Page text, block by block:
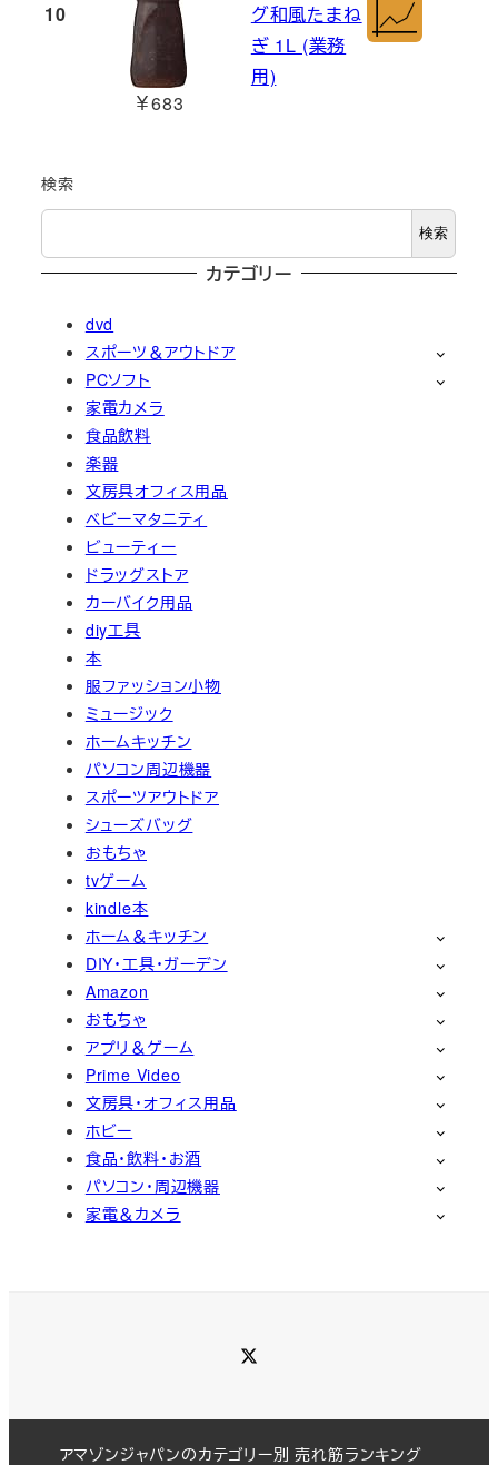
10
￥683
グ和風たまね
ぎ 1L (業務
用)
検索
検索
カテゴリー
dvd
スポーツ＆アウトドア
PCソフト
家電カメラ
食品飲料
楽器
文房具オフィス用品
ベビーマタニティ
ビューティー
ドラッグストア
カーバイク用品
diy工具
本
服ファッション小物
ミュージック
ホームキッチン
パソコン周辺機器
スポーツアウトドア
シューズバッグ
おもちゃ
tvゲーム
kindle本
ホーム＆キッチン
DIY・工具・ガーデン
Amazon
おもちゃ
アプリ＆ゲーム
Prime Video
文房具・オフィス用品
ホビー
食品・飲料・お酒
パソコン・周辺機器
家電＆カメラ
アマゾンジャパンのカテゴリー別 売れ筋ランキング